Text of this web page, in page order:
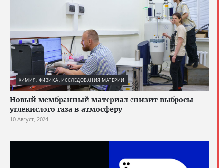
ХИМИЯ, ФИЗИКА, ИССЛЕДОВАНИЯ МАТЕРИИ
Новый мембранный материал снизит выбросы
углекислого газа в атмосферу
10 Август, 2024